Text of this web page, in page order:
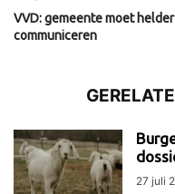
VVD: gemeente moet helder
communiceren
27 juli